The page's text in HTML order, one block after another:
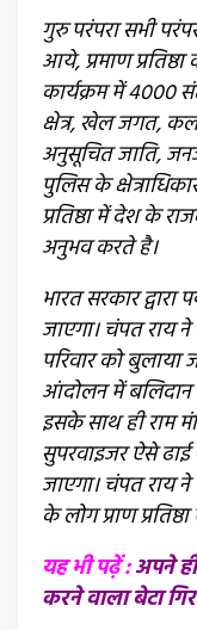
गुरु परंपरा सभी
आये, प्रमाण प्रतिष्ठा
कार्यक्रम में 4000
क्षेत्र, खेल जगत,
अनुसूचित जाति,
पुलिस के
प्रतिष्ठा में देश के
अनुभव करते है।
भारत सरकार द्वारा
जाएगा। चंपत राय ने
परिवार को बुलाया
आंदोलन में
इसके साथ ही राम
सुपरवाइजर ऐसे
जाएगा। चंपत राय
के लोग प्राण
यह भी पढ़ें :अपने
करने वाला बेटा